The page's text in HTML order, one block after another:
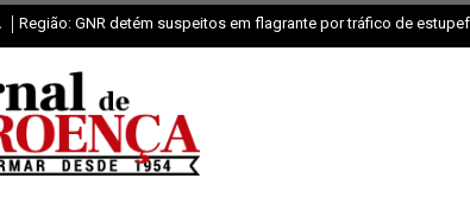
Proença-a-Nova: Paróquia vai celebrar Padroeira